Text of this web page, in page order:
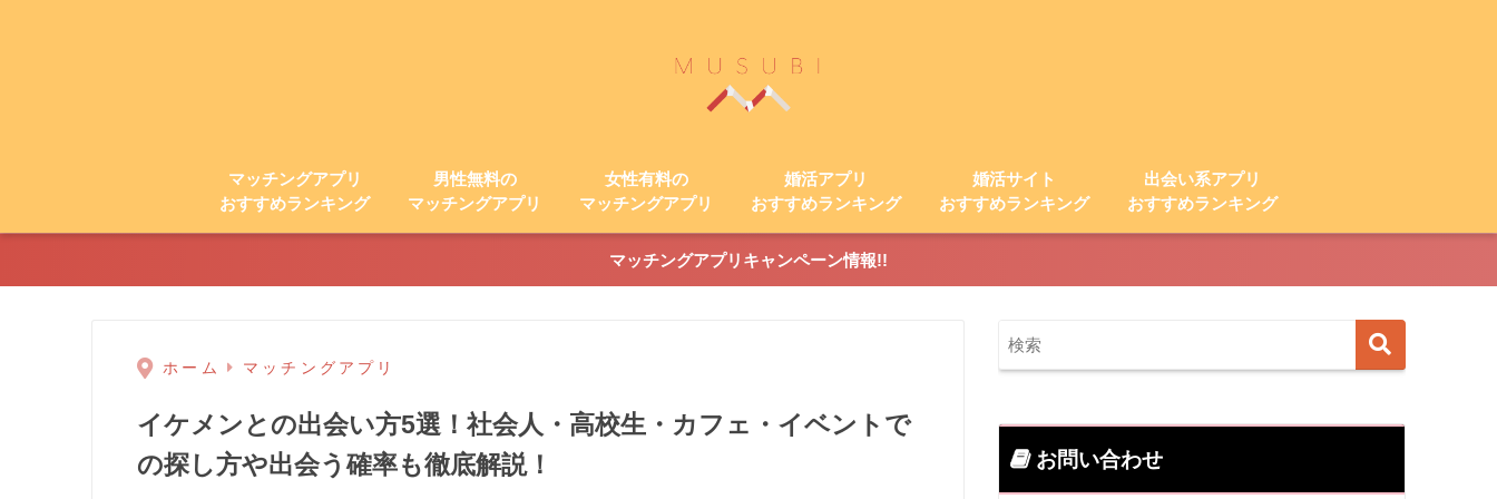
マッチングアプリ
おすすめランキング
男性無料の
マッチングアプリ
女性有料の
マッチングアプリ
婚活アプリ
おすすめランキング
婚活サイト
おすすめランキング
出会い系アプリ
おすすめランキング
マッチングアプリキャンペーン情報!!
ホーム マッチングアプリ
イケメンとの出会い方5選！社会人・高校生・カフェ・イベントで
の探し方や出会う確率も徹底解説！
お問い合わせ